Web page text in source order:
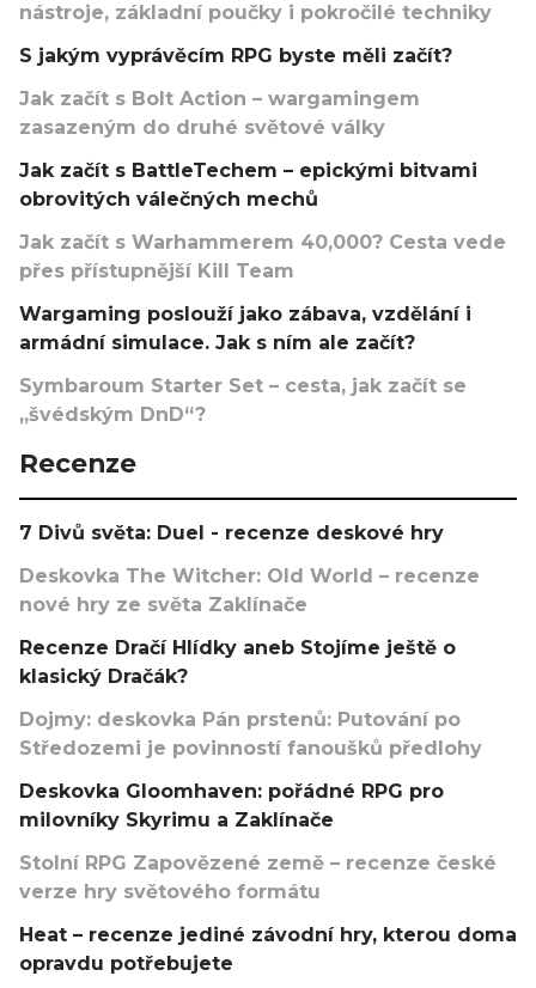
nástroje, základní poučky i pokročilé techniky
S jakým vyprávěcím RPG byste měli začít?
Jak začít s Bolt Action – wargamingem
zasazeným do druhé světové války
Jak začít s BattleTechem – epickými bitvami
obrovitých válečných mechů
Jak začít s Warhammerem 40,000? Cesta vede
přes přístupnější Kill Team
Wargaming poslouží jako zábava, vzdělání i
armádní simulace. Jak s ním ale začít?
Symbaroum Starter Set – cesta, jak začít se
„švédským DnD“?
Recenze
7 Divů světa: Duel - recenze deskové hry
Deskovka The Witcher: Old World – recenze
nové hry ze světa Zaklínače
Recenze Dračí Hlídky aneb Stojíme ještě o
klasický Dračák?
Dojmy: deskovka Pán prstenů: Putování po
Středozemi je povinností fanoušků předlohy
Deskovka Gloomhaven: pořádné RPG pro
milovníky Skyrimu a Zaklínače
Stolní RPG Zapovězené země – recenze české
verze hry světového formátu
Heat – recenze jediné závodní hry, kterou doma
opravdu potřebujete